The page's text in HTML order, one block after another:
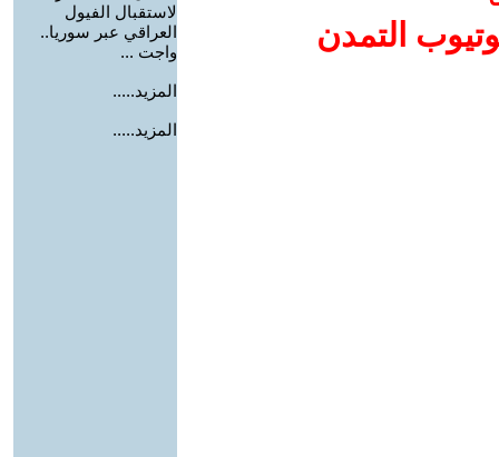
التمدن
لاستقبال الفيول
العراقي عبر سوريا..
واجت ...
المزيد.....
المزيد.....